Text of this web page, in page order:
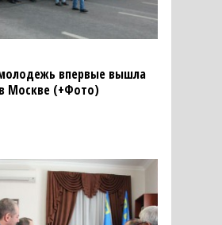
впервые вышла
Москве (+Фото)